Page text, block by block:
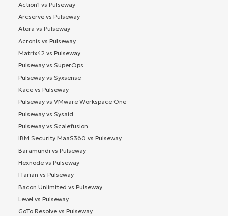
Action1 vs Pulseway
Arcserve vs Pulseway
Atera vs Pulseway
Acronis vs Pulseway
Matrix42 vs Pulseway
Pulseway vs SuperOps
Pulseway vs Syxsense
Kace vs Pulseway
Pulseway vs VMware Workspace One
Pulseway vs Sysaid
Pulseway vs Scalefusion
IBM Security MaaS360 vs Pulseway
Baramundi vs Pulseway
Hexnode vs Pulseway
ITarian vs Pulseway
Bacon Unlimited vs Pulseway
Level vs Pulseway
GoTo Resolve vs Pulseway